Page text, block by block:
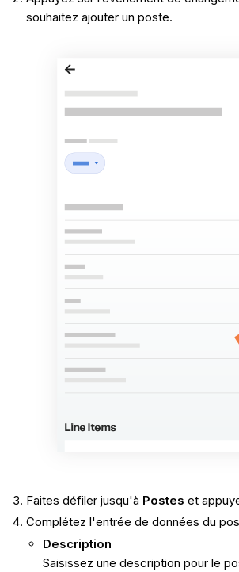
souhaitez ajouter un poste.
Faites défiler jusqu'à Postes et
Complétez l'entrée de données du
Description
Saisissez une description pour le